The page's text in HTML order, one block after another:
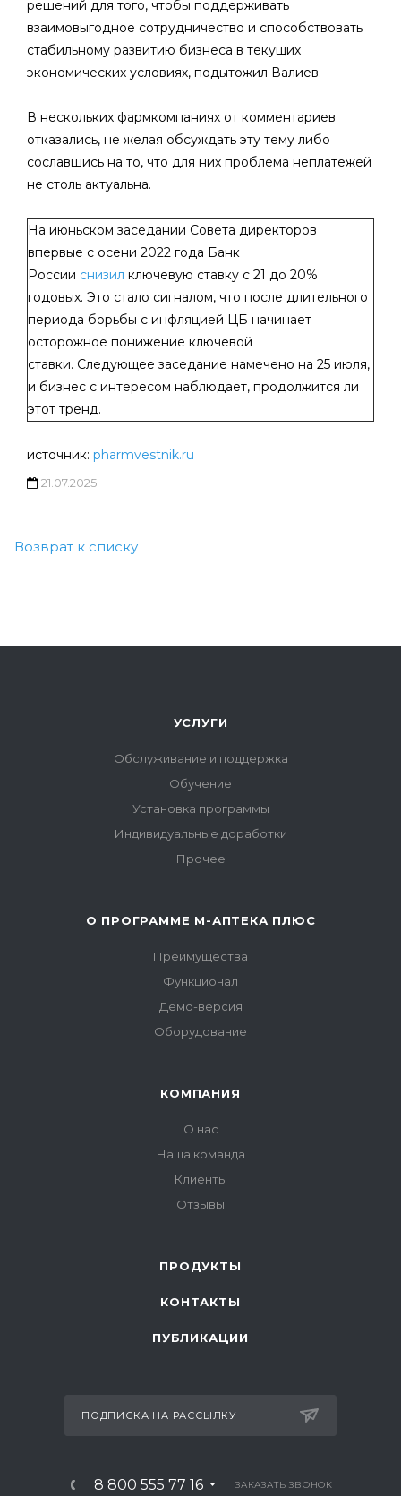
решений для того, чтобы поддерживать
взаимовыгодное сотрудничество и способствовать
стабильному развитию бизнеса в текущих
экономических условиях, подытожил Валиев.
В нескольких фармкомпаниях от комментариев
отказались, не желая обсуждать эту тему либо
сославшись на то, что для них проблема неплатежей
не столь актуальна.
На июньском заседании Совета директоров
впервые с осени 2022 года Банк
России снизил ключевую ставку с 21 до 20%
годовых. Это стало сигналом, что после длительного
периода борьбы с инфляцией ЦБ начинает
осторожное понижение ключевой
ставки. Следующее заседание намечено на 25 июля,
и бизнес с интересом наблюдает, продолжится ли
этот тренд.
источник: pharmvestnik.ru
21.07.2025
Возврат к списку
УСЛУГИ
Обслуживание и поддержка
Обучение
Установка программы
Индивидуальные доработки
Прочее
О ПРОГРАММЕ М-АПТЕКА ПЛЮС
Преимущества
Функционал
Демо-версия
Оборудование
КОМПАНИЯ
О нас
Наша команда
Клиенты
Отзывы
ПРОДУКТЫ
КОНТАКТЫ
ПУБЛИКАЦИИ
ПОДПИСКА НА РАССЫЛКУ
8 800 555 77 16 ЗАКАЗАТЬ ЗВОНОК